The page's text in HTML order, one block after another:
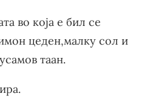
во која е бил се
цеден,малку сол и
таан.